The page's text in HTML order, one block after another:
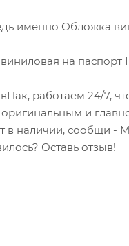
именно Обложка
на паспорт
работаем 24/7,
и
в наличии, сообщи -
Оставь отзыв!